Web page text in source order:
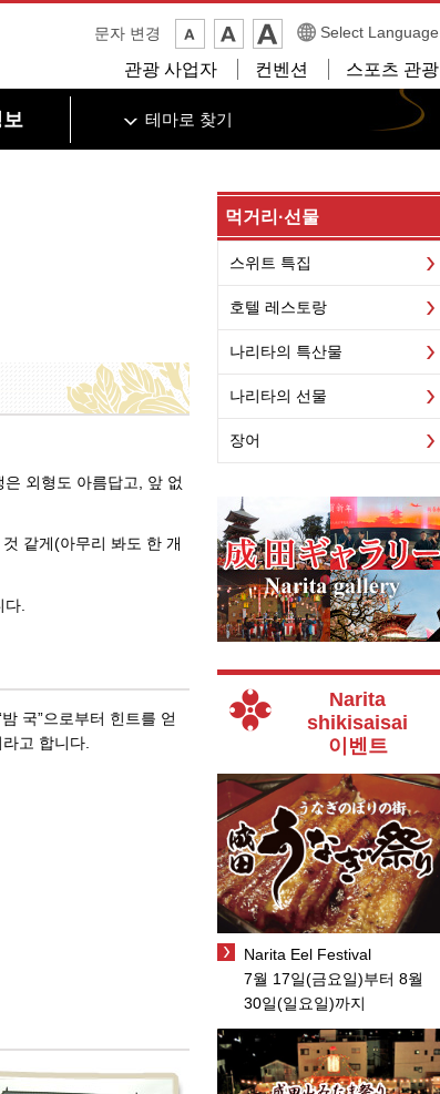
문자 변경 Select Language
관광 사업자 컨벤션 스포츠 관광
테마로 찾기
외형도 아름답고, 앞 없
같게(아무리 봐도 한 개
.
국”으로부터 힌트를 얻
고 합니다.
먹거리·선물
스위트 특집
호텔 레스토랑
나리타의 특산물
나리타의 선물
장어
Narita
shikisaisai
이벤트
Narita Eel Festival
7월 17일(금요일)부터 8월
30일(일요일)까지